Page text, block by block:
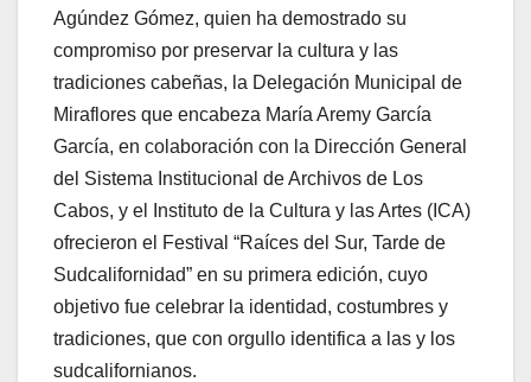
Agúndez Gómez, quien ha demostrado su
compromiso por preservar la cultura y las
tradiciones cabeñas, la Delegación Municipal de
Miraflores que encabeza María Aremy García
García, en colaboración con la Dirección General
del Sistema Institucional de Archivos de Los
Cabos, y el Instituto de la Cultura y las Artes (ICA)
ofrecieron el Festival “Raíces del Sur, Tarde de
Sudcalifornidad” en su primera edición, cuyo
objetivo fue celebrar la identidad, costumbres y
tradiciones, que con orgullo identifica a las y los
sudcalifornianos.